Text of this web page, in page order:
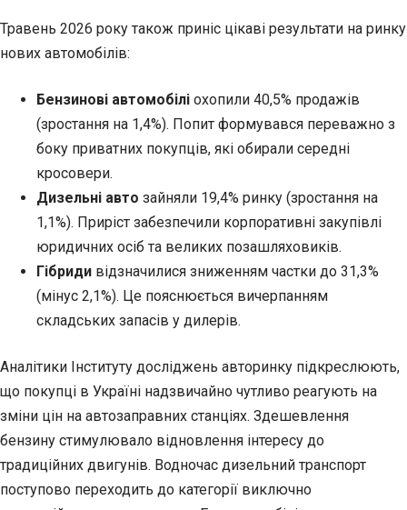
Травень 2026 року також приніс цікаві результати на ринку
нових автомобілів:
Бензинові автомобілі охопили 40,5% продажів
(зростання на 1,4%). Попит формувався переважно з
боку приватних покупців, які обирали середні
кросовери.
Дизельні авто зайняли 19,4% ринку (зростання на
1,1%). Приріст забезпечили корпоративні закупівлі
юридичних осіб та великих позашляховиків.
Гібриди відзначилися зниженням частки до 31,3%
(мінус 2,1%). Це пояснюється вичерпанням
складських запасів у дилерів.
Аналітики Інституту досліджень авторинку підкреслюють,
що покупці в Україні надзвичайно чутливо реагують на
зміни цін на автозаправних станціях. Здешевлення
бензину стимулювало відновлення інтересу до
традиційних двигунів. Водночас дизельний транспорт
поступово переходить до категорії виключно